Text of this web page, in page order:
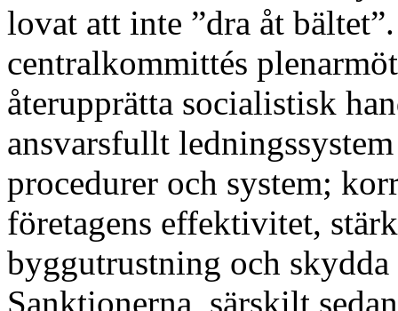
lovat att inte ”dra åt
centralkommittés
återupprätta socialistisk
ansvarsfullt
procedurer och system;
företagens effektivitet,
byggutrustning och
Sanktionerna, särskilt